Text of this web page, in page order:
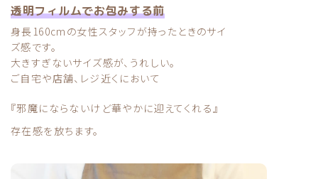
透明フィルムでお包みする前
身長160cmの女性スタッフが持ったときのサイ
ズ感です。
大きすぎないサイズ感が、うれしい。
ご自宅や店舗、レジ近くにおいて
『邪魔にならないけど華やかに迎えてくれる』
存在感を放ちます。